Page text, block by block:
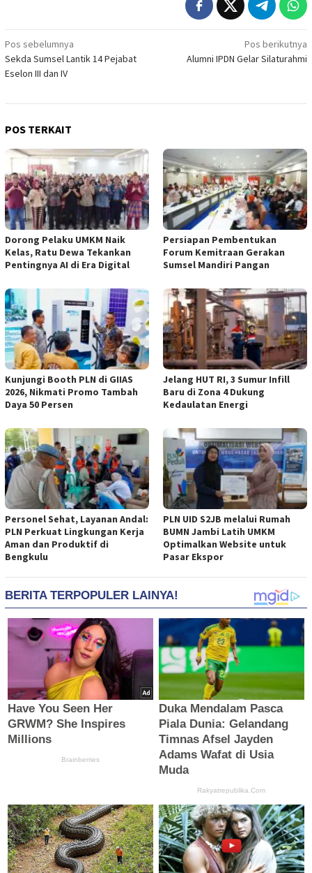
Navigasi
pos
Pos sebelumnya
Sekda Sumsel Lantik 14 Pejabat
Eselon III dan IV
Pos berikutnya
Alumni IPDN Gelar Silaturahmi
POS TERKAIT
Dorong Pelaku UMKM Naik
Kelas, Ratu Dewa Tekankan
Pentingnya AI di Era Digital
Persiapan Pembentukan
Forum Kemitraan Gerakan
Sumsel Mandiri Pangan
Kunjungi Booth PLN di GIIAS
2026, Nikmati Promo Tambah
Daya 50 Persen
Jelang HUT RI, 3 Sumur Infill
Baru di Zona 4 Dukung
Kedaulatan Energi
Personel Sehat, Layanan Andal:
PLN Perkuat Lingkungan Kerja
Aman dan Produktif di
Bengkulu
PLN UID S2JB melalui Rumah
BUMN Jambi Latih UMKM
Optimalkan Website untuk
Pasar Ekspor